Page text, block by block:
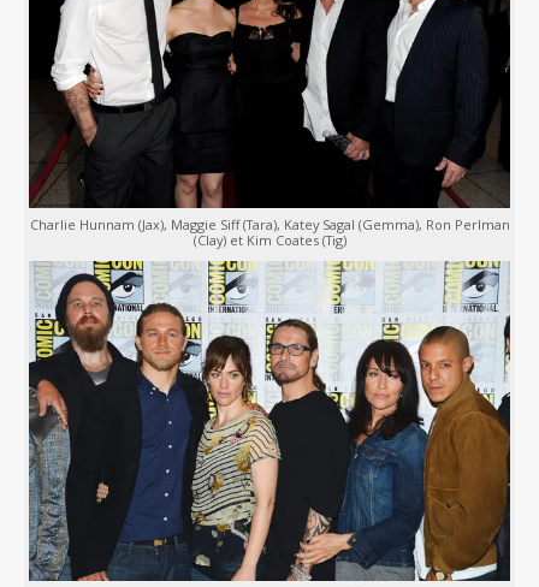
Charlie Hunnam (Jax), Maggie Siff (Tara), Katey Sagal (Gemma), Ron Perlman
(Clay) et Kim Coates (Tig)